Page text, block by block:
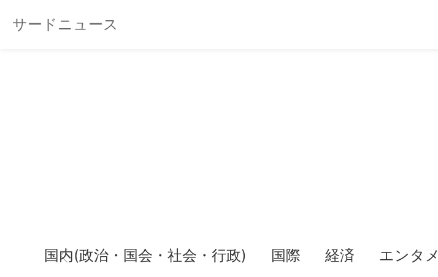
サードニュース
国内(政治・国会・社会・行政) 国際 経済 エンタメ